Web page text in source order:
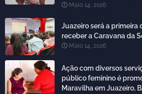
Maio 14, 2026
Juazeiro será a primeira
receber a Caravana da
Maio 14, 2026
Ação com diversos
público feminino é
Maravilha em Juazeiro,